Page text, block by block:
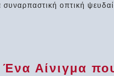
συναρπαστική οπτική
Αίνιγμα